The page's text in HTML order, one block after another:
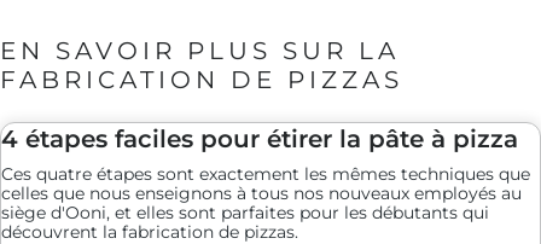
EN SAVOIR PLUS SUR LA
FABRICATION DE PIZZAS
4 étapes faciles pour étirer la pâte à pizza
Ces quatre étapes sont exactement les mêmes techniques que
celles que nous enseignons à tous nos nouveaux employés au
siège d'Ooni, et elles sont parfaites pour les débutants qui
découvrent la fabrication de pizzas.